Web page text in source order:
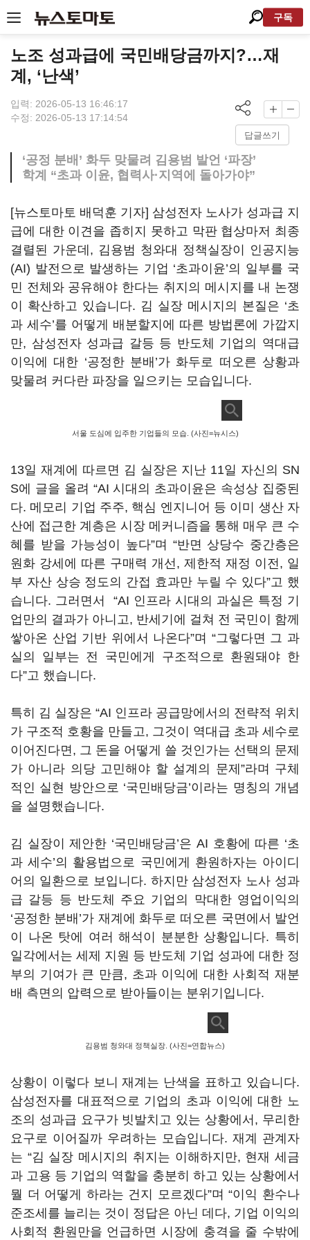
구독
노조 성과급에 국민배당금까지?…재
계, ‘난색’
입력: 2026-05-13 16:46:17
수정: 2026-05-13 17:14:54
답글쓰기
‘공정 분배’ 화두 맞물려 김용범 발언 ‘파장’
학계 “초과 이윤, 협력사·지역에 돌아가야”
[뉴스토마토 배덕훈 기자] 삼성전자 노사가 성과급 지
급에 대한 이견을 좁히지 못하고 막판 협상마저 최종
결렬된 가운데 , 김용범 청와대 정책실장이 인공지능
(AI) 발전으로 발생하는 기업 ‘초과이윤’의 일부를 국
민 전체와 공유해야 한다는 취지의 메시지를 내 논쟁
이 확산하고 있습니다. 김 실장 메시지의 본질은 ‘초
과 세수’를 어떻게 배분할지에 따른 방법론에 가깝지
만, 삼성전자 성과급 갈등 등 반도체 기업의 역대급
이익에 대한 ‘공정한 분배 ’가 화두로 떠오른 상황과
맞물려 커다란 파장을 일으키는 모습입니다.
서울 도심에 입주한 기업들의 모습. (사진=뉴시스)
13일 재계에 따르면 김 실장은 지난 11일 자신의 SN
S에 글을 올려 “AI시대의 초과이윤은 속성상 집중된
다. 메모리 기업 주주, 핵심 엔지니어 등 이미 생산 자
산에 접근한 계층은 시장 메커니즘을 통해 매우 큰 수
혜를 받을 가능성이 높다”며 “반면 상당수 중간층은
원화 강세에 따른 구매력 개선, 제한적 재정 이전, 일
부 자산 상승 정도의 간접 효과만 누릴 수 있다”고 했
습니다. 그러면서 “AI 인프라 시대의 과실은 특정 기
업만의 결과가 아니고, 반세기에 걸쳐 전 국민이 함께
쌓아온 산업 기반 위에서 나온다”며 “그렇다면 그 과
실의 일부는 전 국민에게 구조적으로 환원돼야 한
다”고 했습니다.
특히 김 실장은 “AI 인프라 공급망에서의 전략적 위치
가 구조적 호황을 만들고, 그것이 역대급 초과 세수로
이어진다면, 그 돈을 어떻게 쓸 것인가는 선택의 문제
가 아니라 의당 고민해야 할 설계의 문제 ”라며 구체
적인 실현 방안으로 ‘국민배당금’이라는 명칭의 개념
을 설명했습니다.
김 실장이 제안한 ‘국민배당금’은 AI 호황에 따른 ‘초
과 세수’의 활용법으로 국민에게 환원하자는 아이디
어의 일환으로 보입니다. 하지만 삼성전자 노사 성과
급 갈등 등 반도체 주요 기업의 막대한 영업이익의
‘공정한 분배 ’가 재계에 화두로 떠오른 국면에서 발언
이 나온 탓에 여러 해석이 분분한 상황입니다. 특히
일각에서는 세제 지원 등 반도체 기업 성과에 대한 정
부의 기여가 큰 만큼, 초과 이익에 대한 사회적 재분
배 측면의 압력으로 받아들이는 분위기입니다.
김용범 청와대 정책실장. (사진=연합뉴스)
상황이 이렇다 보니 재계는 난색을 표하고 있습니다.
삼성전자를 대표적으로 기업의 초과 이익에 대한 노
조의 성과급 요구가 빗발치고 있는 상황에서 , 무리한
요구로 이어질까 우려하는 모습입니다. 재계 관계자
는 “김 실장 메시지의 취지는 이해하지만, 현재 세금
과 고용 등 기업의 역할을 충분히 하고 있는 상황에서
뭘 더 어떻게 하라는 건지 모르겠다”며“이익 환수나
준조세를 늘리는 것이 정답은 아닌 데다, 기업 이익의
사회적 환원만을 언급하면 시장에 충격을 줄 수밖에